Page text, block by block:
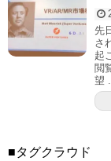
先
さ
起
閲
望
■タグクラウド